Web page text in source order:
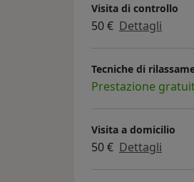
Visita di controllo
50 € Dettagli
Tecniche di
Prestazione
Visita a domicilio
50 € Dettagli